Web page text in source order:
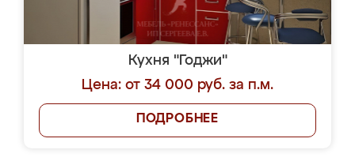
Кухня "Годжи"
Цена: от 34 000 руб. за п.м.
ПОДРОБНЕЕ